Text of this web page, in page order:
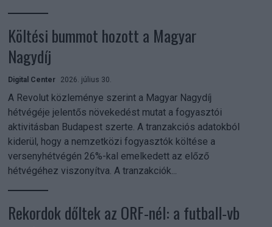
Költési bummot hozott a Magyar
Nagydíj
Digital Center 2026. július 30.
A Revolut közleménye szerint a Magyar Nagydíj
hétvégéje jelentős növekedést mutat a fogyasztói
aktivitásban Budapest szerte. A tranzakciós adatokból
kiderül, hogy a nemzetközi fogyasztók költése a
versenyhétvégén 26%-kal emelkedett az előző
hétvégéhez viszonyítva. A tranzakciók...
Rekordok dőltek az ORF-nél: a futball-vb